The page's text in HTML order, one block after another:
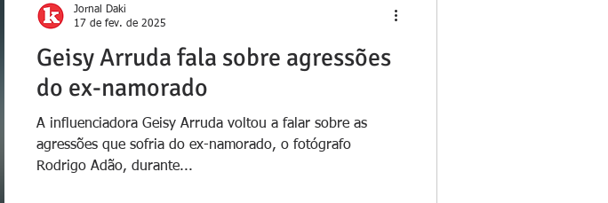
Geisy Arruda fala sobre agressões
do ex-namorado
A influenciadora Geisy Arruda voltou a falar sobre as
agressões que sofria do ex-namorado, o fotógrafo
Rodrigo Adão, durante...
Jornal Daki
17 de fev. de 2025